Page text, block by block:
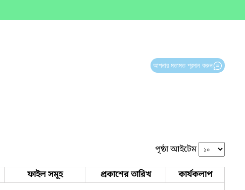
আপনার মতামত প্রদান করুন
পৃষ্ঠা আইটেম
ফাইল সমূহ প্রকাশের তারিখ কার্যকলাপ